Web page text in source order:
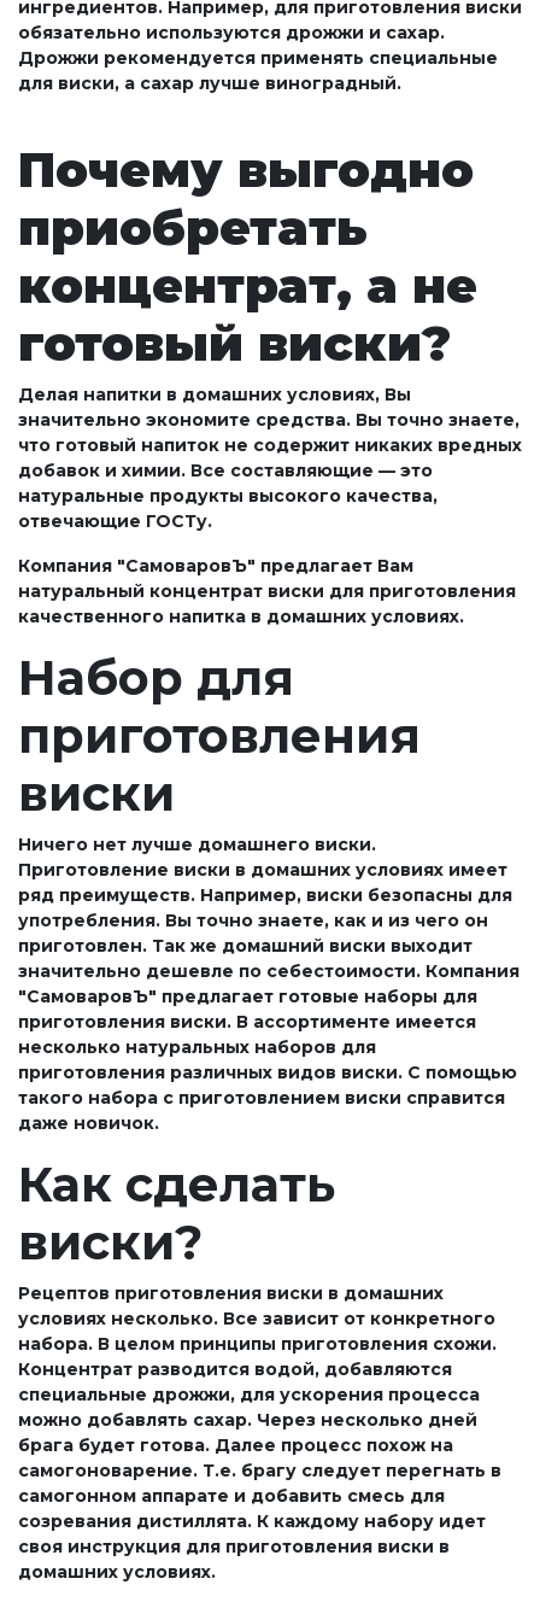
ингредиентов. Например, для приготовления виски
обязательно используются дрожжи и сахар.
Дрожжи рекомендуется применять специальные
для виски, а сахар лучше виноградный.
Почему выгодно
приобретать
концентрат, а не
готовый виски?
Делая напитки в домашних условиях, Вы
значительно экономите средства. Вы точно знаете,
что готовый напиток не содержит никаких вредных
добавок и химии. Все составляющие — это
натуральные продукты высокого качества,
отвечающие ГОСТу.
Компания "СамоваровЪ" предлагает Вам
натуральный концентрат виски для приготовления
качественного напитка в домашних условиях.
Набор для
приготовления
виски
Ничего нет лучше домашнего виски.
Приготовление виски в домашних условиях имеет
ряд преимуществ. Например, виски безопасны для
употребления. Вы точно знаете, как и из чего он
приготовлен. Так же домашний виски выходит
значительно дешевле по себестоимости. Компания
"СамоваровЪ" предлагает готовые наборы для
приготовления виски. В ассортименте имеется
несколько натуральных наборов для
приготовления различных видов виски. С помощью
такого набора с приготовлением виски справится
даже новичок.
Как сделать
виски?
Рецептов приготовления виски в домашних
условиях несколько. Все зависит от конкретного
набора. В целом принципы приготовления схожи.
Концентрат разводится водой, добавляются
специальные дрожжи, для ускорения процесса
можно добавлять сахар. Через несколько дней
брага будет готова. Далее процесс похож на
самогоноварение. Т.е. брагу следует перегнать в
самогонном аппарате и добавить смесь для
созревания дистиллята. К каждому набору идет
своя инструкция для приготовления виски в
домашних условиях.